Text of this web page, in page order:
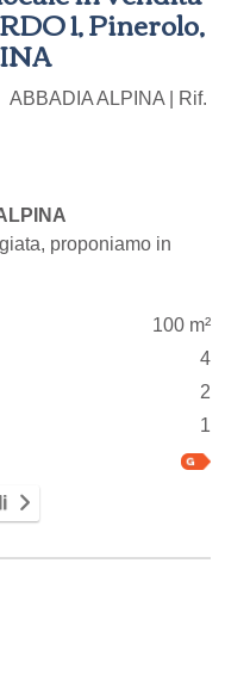
1, Pinerolo,
ABBADIA ALPINA | Rif.
proponiamo in
100 m²
4
2
1